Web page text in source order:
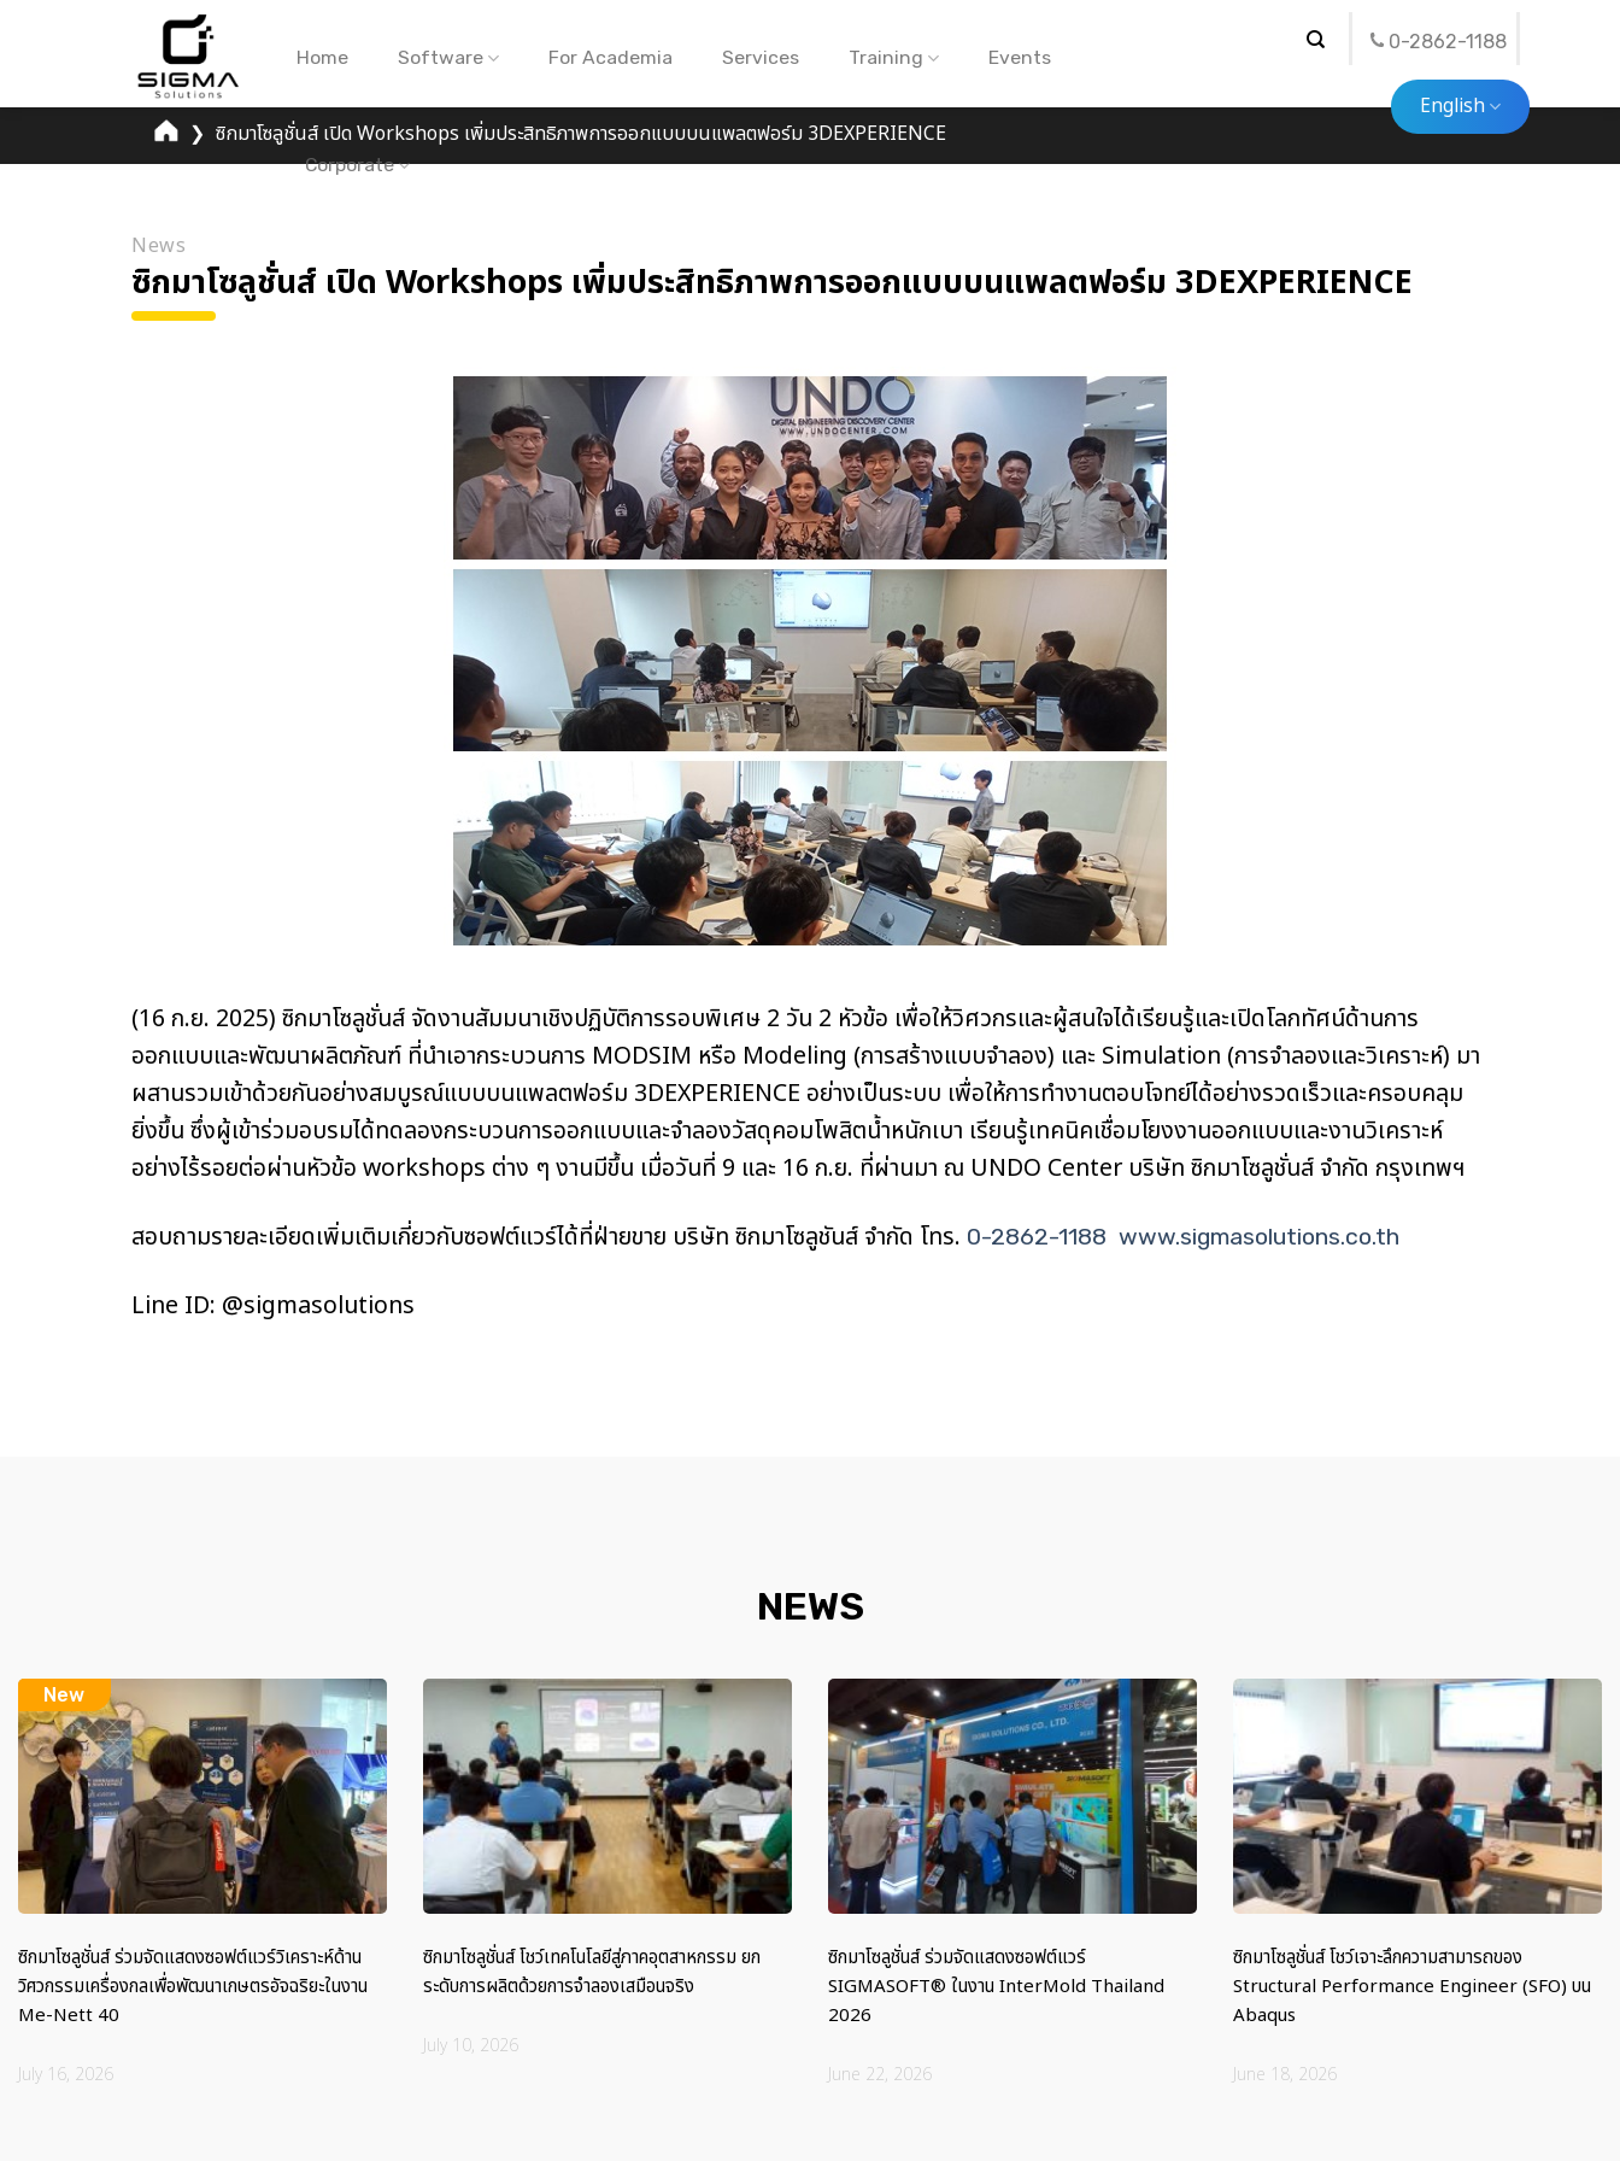
Home Software For Academia Services Training Events
Corporate
0-2862-1188
English
❯ ซิกมาโซลูชั่นส์ เปิด Workshops เพิ่มประสิทธิภาพการออกแบบบนแพลตฟอร์ม 3DEXPERIENCE
News
ซิกมาโซลูชั่นส์ เปิด Workshops เพิ่มประสิทธิภาพการออกแบบบนแพลตฟอร์ม 3DEXPERIENCE
(16 ก.ย. 2025) ซิกมาโซลูชั่นส์ จัดงานสัมมนาเชิงปฏิบัติการรอบพิเศษ 2 วัน 2 หัวข้อ เพื่อให้วิศวกรและผู้สนใจได้เรียนรู้และเปิดโลกทัศน์ด้านการ
ออกแบบและพัฒนาผลิตภัณฑ์ ที่นำเอากระบวนการ MODSIM หรือ Modeling (การสร้างแบบจำลอง) และ Simulation (การจำลองและวิเคราะห์) มา
ผสานรวมเข้าด้วยกันอย่างสมบูรณ์แบบบนแพลตฟอร์ม 3DEXPERIENCE อย่างเป็นระบบ เพื่อให้การทำงานตอบโจทย์ได้อย่างรวดเร็วและครอบคลุม
ยิ่งขึ้น ซึ่งผู้เข้าร่วมอบรมได้ทดลองกระบวนการออกแบบและจำลองวัสดุคอมโพสิตน้ำหนักเบา เรียนรู้เทคนิคเชื่อมโยงงานออกแบบและงานวิเคราะห์
อย่างไร้รอยต่อผ่านหัวข้อ workshops ต่าง ๆ งานมีขึ้น เมื่อวันที่ 9 และ 16 ก.ย. ที่ผ่านมา ณ UNDO Center บริษัท ซิกมาโซลูชั่นส์ จำกัด กรุงเทพฯ
สอบถามรายละเอียดเพิ่มเติมเกี่ยวกับซอฟต์แวร์ได้ที่ฝ่ายขาย บริษัท ซิกมาโซลูชันส์ จำกัด โทร. 0-2862-1188 www.sigmasolutions.co.th
Line ID: @sigmasolutions
NEWS
ซิกมาโซลูชั่นส์ ร่วมจัดแสดงซอฟต์แวร์วิเคราะห์ด้าน
วิศวกรรมเครื่องกลเพื่อพัฒนาเกษตรอัจฉริยะในงาน
Me-Nett 40
July 16, 2026
ซิกมาโซลูชั่นส์ โชว์เทคโนโลยีสู่ภาคอุตสาหกรรม ยก
ระดับการผลิตด้วยการจำลองเสมือนจริง
July 10, 2026
ซิกมาโซลูชั่นส์ ร่วมจัดแสดงซอฟต์แวร์
SIGMASOFT® ในงาน InterMold Thailand
2026
June 22, 2026
ซิกมาโซลูชั่นส์ โชว์เจาะลึกความสามารถของ
Structural Performance Engineer (SFO) บน
Abaqus
June 18, 2026